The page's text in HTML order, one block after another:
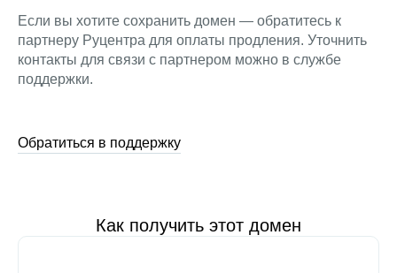
Если вы хотите сохранить домен — обратитесь к
партнеру Руцентра для оплаты продления. Уточнить
контакты для связи с партнером можно в службе
поддержки.
Обратиться в поддержку
Как получить этот домен